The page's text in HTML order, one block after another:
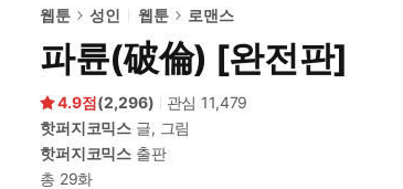
웹툰 성인 웹툰 로맨스
파륜(破倫) [완전판]
4.9 (2,296) 관심 11,479
핫퍼지코믹스 글, 그림
핫퍼지코믹스 출판
총 29화